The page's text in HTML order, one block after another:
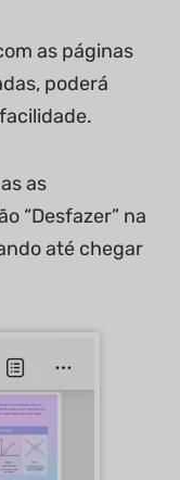
as páginas
poderá
as
“Desfazer” na
até chegar